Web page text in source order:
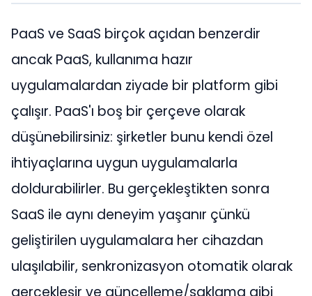
PaaS ve SaaS birçok açıdan benzerdir
ancak PaaS, kullanıma hazır
uygulamalardan ziyade bir platform gibi
çalışır. PaaS'ı boş bir çerçeve olarak
düşünebilirsiniz: şirketler bunu kendi özel
ihtiyaçlarına uygun uygulamalarla
doldurabilirler. Bu gerçekleştikten sonra
SaaS ile aynı deneyim yaşanır çünkü
geliştirilen uygulamalara her cihazdan
ulaşılabilir, senkronizasyon otomatik olarak